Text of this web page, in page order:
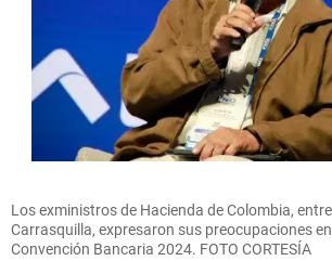
Los exministros de Hacienda de Colombia,
Carrasquilla, expresaron sus preocupaciones
Convención Bancaria 2024. FOTO CORTESÍA